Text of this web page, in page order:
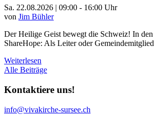
Sa. 22.08.2026 | 09:00 - 16:00 Uhr
von Jim Bühler
Der Heilige Geist bewegt die Schweiz! In
ShareHope: Als Leiter oder
Weiterlesen
Alle Beiträge
Kontaktiere uns!
info@vivakirche-sursee.ch